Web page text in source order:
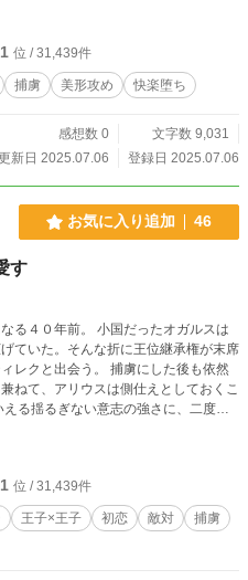
位 / 31,439件
捕虜 美形攻め 快楽堕ち
感想数 0
文字数 9,031
新日 2025.07.06
登録日 2025.07.06
お気に入り追加 46
す
る４０年前。 小国だったオガルスは
ていた。そんな折に王位継承権が末席
レクと出会う。 捕虜にした後も依然
ねて、アリウスは側仕えとしておくこ
る揺るぎない意志の強さに、二度と
惹かれていく。 ※世界観は
です。 ※受には婚約者がいます。 ※
。 アリウス×ティレク
×美形）
位 / 31,439件
王子×王子 初恋 敵対
捕虜